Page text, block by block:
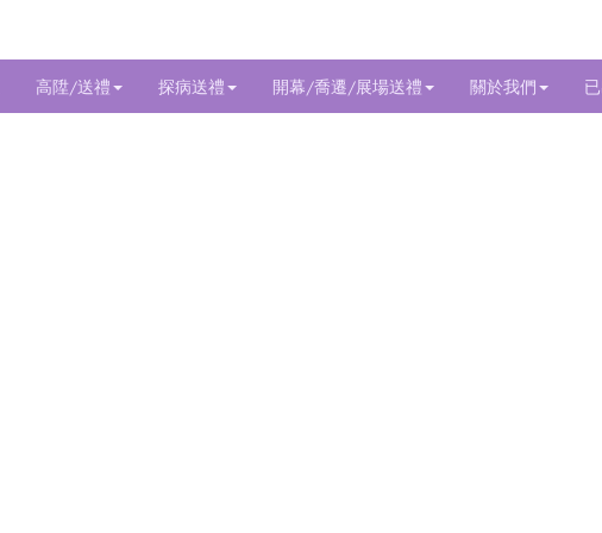
高陞/送禮 探病送禮 開幕/喬遷/展場送禮 關於我們